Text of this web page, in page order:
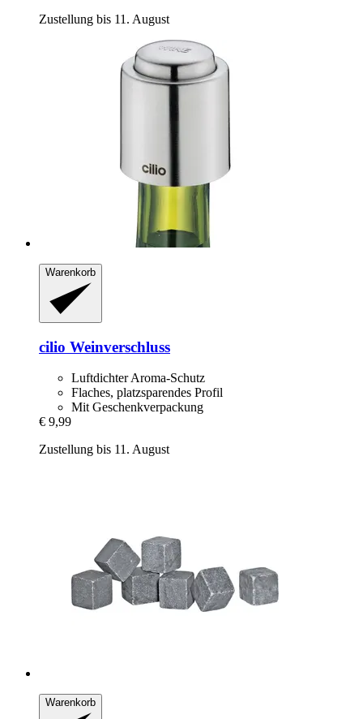
Zustellung bis 11. August
Warenkorb
cilio Weinverschluss
Luftdichter Aroma-Schutz
Flaches, platzsparendes Profil
Mit Geschenkverpackung
€ 9,99
Zustellung bis 11. August
Warenkorb